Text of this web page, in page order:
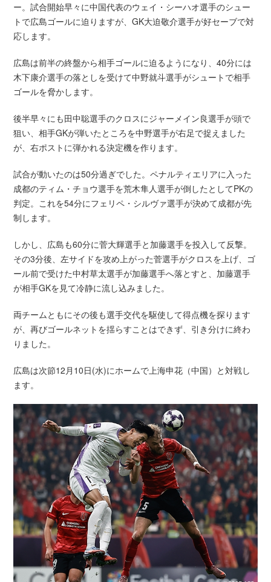
ー。試合開始早々に中国代表のウェイ・シーハオ選手のシュー
トで広島ゴールに迫りますが、GK大迫敬介選手が好セーブで対
応します。
広島は前半の終盤から相手ゴールに迫るようになり、40分には
木下康介選手の落としを受けて中野就斗選手がシュートで相手
ゴールを脅かします。
後半早々にも田中聡選手のクロスにジャーメイン良選手が頭で
狙い、相手GKが弾いたところを中野選手が右足で捉えました
が、右ポストに弾かれる決定機を作ります。
試合が動いたのは50分過ぎでした。ペナルティエリアに入った
成都のティム・チョウ選手を荒木隼人選手が倒したとしてPKの
判定。これを54分にフェリペ・シルヴァ選手が決めて成都が先
制します。
しかし、広島も60分に菅大輝選手と加藤選手を投入して反撃。
その3分後、左サイドを攻め上がった菅選手がクロスを上げ、ゴ
ール前で受けた中村草太選手が加藤選手へ落とすと、加藤選手
が相手GKを見て冷静に流し込みました。
両チームともにその後も選手交代を駆使して得点機を探ります
が、再びゴールネットを揺らすことはできず、引き分けに終わ
りました。
広島は次節12月10日(水)にホームで上海申花（中国）と対戦し
ます。